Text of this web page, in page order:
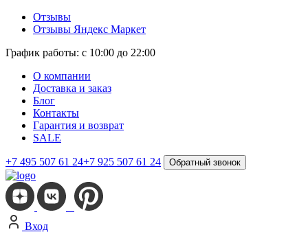
Отзывы
Отзывы Яндекс Маркет
График работы: с 10:00 до 22:00
О компании
Доставка и заказ
Блог
Контакты
Гарантия и возврат
SALE
+7 495 507 61 24+7 925 507 61 24 Обратный звонок
Вход